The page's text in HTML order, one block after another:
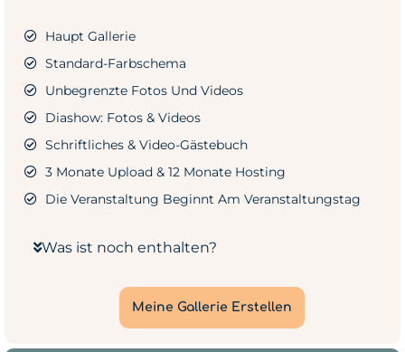
Haupt Gallerie
Standard-Farbschema
Unbegrenzte Fotos Und Videos
Diashow: Fotos & Videos
Schriftliches & Video-Gästebuch
3 Monate Upload & 12 Monate Hosting
Die Veranstaltung Beginnt Am Veranstaltungstag
Was ist noch enthalten?
Meine Gallerie Erstellen